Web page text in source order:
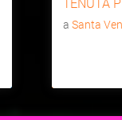
a Santa